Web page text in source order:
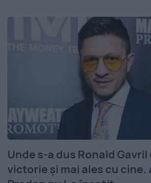
Unde s-a dus Ronald Gavril
victorie și mai ales cu cine.